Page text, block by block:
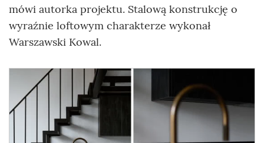
mówi autorka projektu. Stalową konstrukcję o
wyraźnie loftowym charakterze wykonał
Warszawski Kowal.